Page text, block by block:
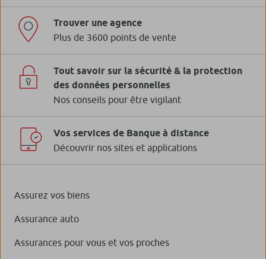
Trouver une agence
Plus de 3600 points de vente
Tout savoir sur la sécurité & la protection
des données personnelles
Nos conseils pour être vigilant
Vos services de Banque à distance
Découvrir nos sites et applications
Assurez vos biens
Assurance auto
Assurances pour vous et vos proches